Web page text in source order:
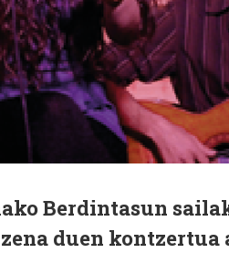
Berdintasun
duen kontzertua